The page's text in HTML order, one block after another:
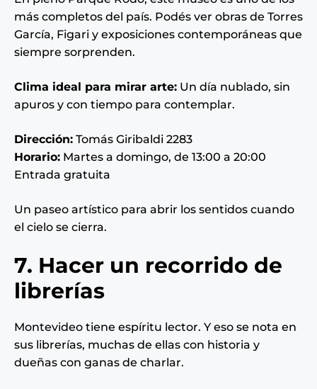
más completos del país. Podés ver obras de Torres
García, Figari y exposiciones contemporáneas que
siempre sorprenden.
Clima ideal para mirar arte: Un día nublado, sin
apuros y con tiempo para contemplar.
Dirección: Tomás Giribaldi 2283
Horario: Martes a domingo, de 13:00 a 20:00
Entrada gratuita
Un paseo artístico para abrir los sentidos cuando
el cielo se cierra.
7. Hacer un recorrido de
librerías
Montevideo tiene espíritu lector. Y eso se nota en
sus librerías, muchas de ellas con historia y
dueñas con ganas de charlar.